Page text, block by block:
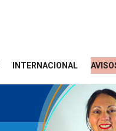
INTERNACIONAL